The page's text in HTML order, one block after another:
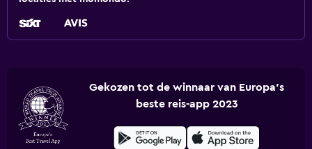
Gekozen tot de winnaar van Europa's
beste reis-app 2023